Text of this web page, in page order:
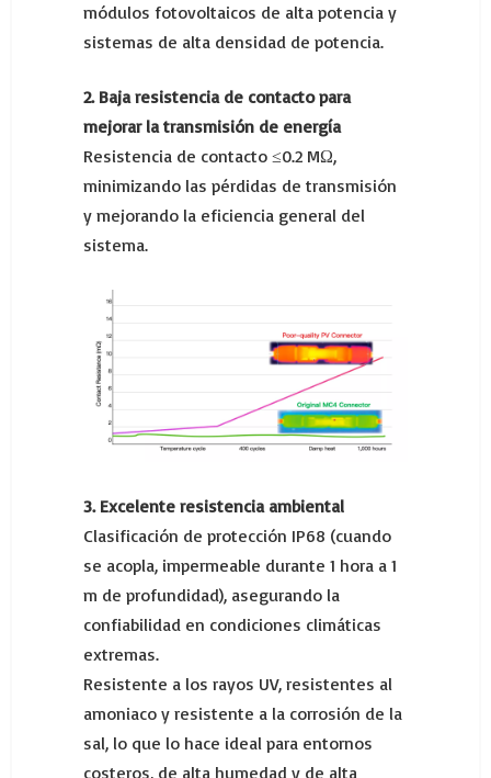
módulos fotovoltaicos de alta potencia y
sistemas de alta densidad de potencia.
2. Baja resistencia de contacto para
mejorar la transmisión de energía
Resistencia de contacto ≤0.2 MΩ,
minimizando las pérdidas de transmisión
y mejorando la eficiencia general del
sistema.
3. Excelente resistencia ambiental
Clasificación de protección IP68 (cuando
se acopla, impermeable durante 1 hora a 1
m de profundidad), asegurando la
confiabilidad en condiciones climáticas
extremas.
Resistente a los rayos UV, resistentes al
amoniaco y resistente a la corrosión de la
sal, lo que lo hace ideal para entornos
costeros, de alta humedad y de alta